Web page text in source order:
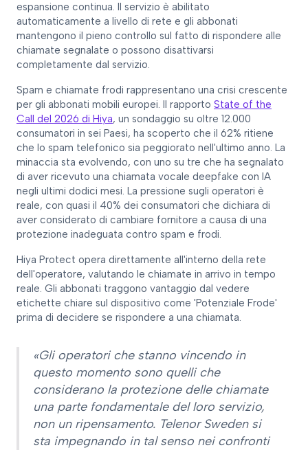
espansione continua. Il servizio è abilitato
automaticamente a livello di rete e gli abbonati
mantengono il pieno controllo sul fatto di rispondere alle
chiamate segnalate o possono disattivarsi
completamente dal servizio.
Spam e chiamate frodi rappresentano una crisi crescente
per gli abbonati mobili europei. Il rapporto State of the
Call del 2026 di Hiya, un sondaggio su oltre 12.000
consumatori in sei Paesi, ha scoperto che il 62% ritiene
che lo spam telefonico sia peggiorato nell'ultimo anno. La
minaccia sta evolvendo, con uno su tre che ha segnalato
di aver ricevuto una chiamata vocale deepfake con IA
negli ultimi dodici mesi. La pressione sugli operatori è
reale, con quasi il 40% dei consumatori che dichiara di
aver considerato di cambiare fornitore a causa di una
protezione inadeguata contro spam e frodi.
Hiya Protect opera direttamente all'interno della rete
dell'operatore, valutando le chiamate in arrivo in tempo
reale. Gli abbonati traggono vantaggio dal vedere
etichette chiare sul dispositivo come 'Potenziale Frode'
prima di decidere se rispondere a una chiamata.
«Gli operatori che stanno vincendo in
questo momento sono quelli che
considerano la protezione delle chiamate
una parte fondamentale del loro servizio,
non un ripensamento. Telenor Sweden si
sta impegnando in tal senso nei confronti